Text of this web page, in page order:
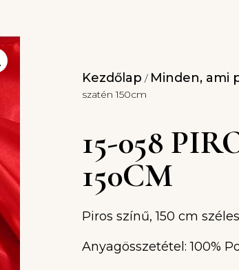
Kezdőlap / Minden, ami
szatén 150cm
15-058
150CM
Piros színű, 150 cm
Anyagösszetétel: 100%